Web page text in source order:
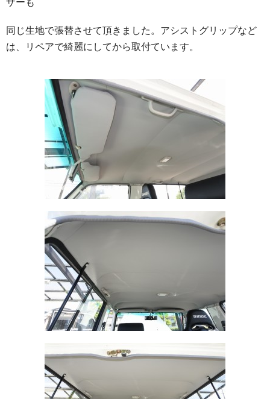
同じ生地で張替させて頂きました。アシストグリップなど
は、リペアで綺麗にしてから取付ています。